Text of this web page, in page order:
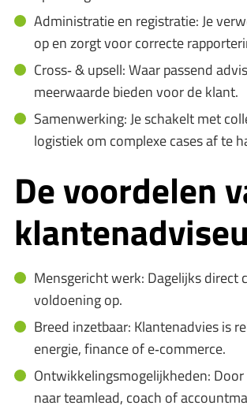
Administratie en registratie: Je
op en zorgt voor correcte
Cross‑ & upsell: Waar passend
meerwaarde bieden voor de klant.
Samenwerking: Je schakelt met
logistiek om complexe cases af te
De voordelen
Mensgericht werk: Dagelijks
voldoening op.
Breed inzetbaar: Klantenadvies is
energie, finance of e‑commerce.
Ontwikkelingsmogelijkheden:
naar teamlead, coach of